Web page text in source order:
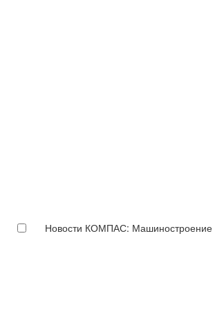
Новости КОМПАС: Машиностроение